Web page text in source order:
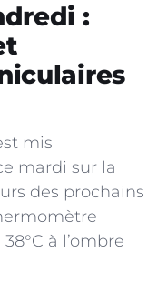
:
mis
mardi sur la
des prochains
à l’ombre